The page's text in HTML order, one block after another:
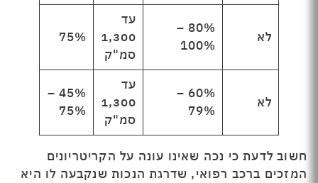
לא
80% –
100%
עד
1,300
סמ"ק
75%
לא
60% –
79%
עד
1,300
סמ"ק
45% –
75%
חשוב לדעת כי נכה שאינו עונה על הקריטריונים
המזכים ברכב רפואי, שדרגת הנכות שנקבעה לו היא